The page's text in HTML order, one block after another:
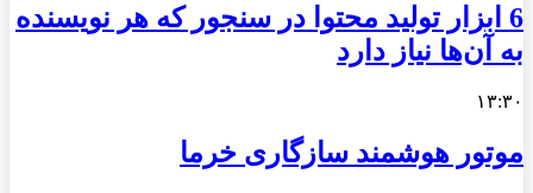
6 ابزار تولید محتوا در سنجور که هر نویسنده
به آن‌ها نیاز دارد
۱۳:۳۰
موتور هوشمند سازگاری خرما